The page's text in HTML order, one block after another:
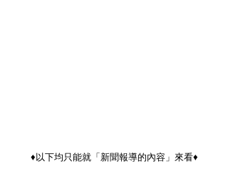
♦︎以下均只能就「新聞報導的內容」來看♦︎